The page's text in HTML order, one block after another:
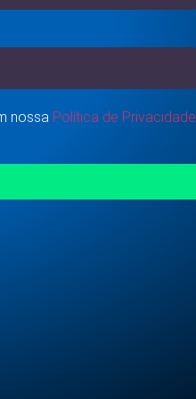
nossa Política de Privacidade